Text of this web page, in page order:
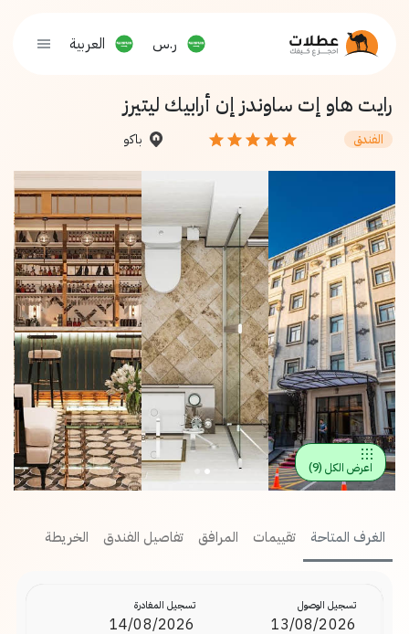
ر.س العربية
رايت هاو إت ساوندز إن أرابيك ليتيرز
الفندق باكو
اعرض الكل (
9
)
الغرف المتاحة تقييمات المرافق تفاصيل الفندق الخريطة
تسجيل الوصول تسجيل المغادرة